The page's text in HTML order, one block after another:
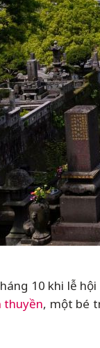
10 khi lễ
thuyền, một bé